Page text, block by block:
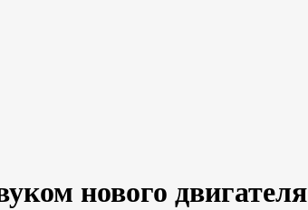
нового двигателя